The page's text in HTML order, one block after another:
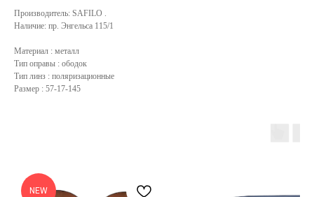
Производитель: SAFILO .
Наличие: пр. Энгельса 115/1
Материал : металл
Тип оправы : ободок
Тип линз : поляризационные
Размер : 57-17-145
NEW